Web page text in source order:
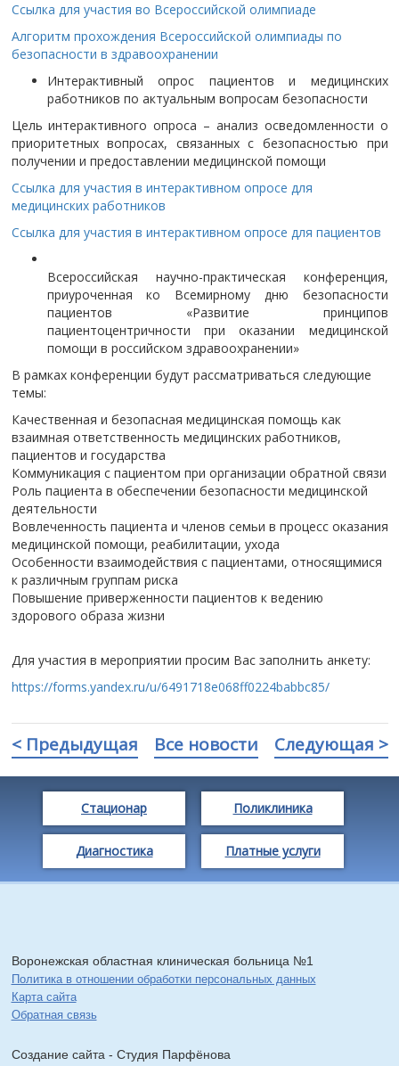
Ссылка для участия во Всероссийской олимпиаде
Алгоритм прохождения Всероссийской олимпиады по
безопасности в здравоохранении
Интерактивный опрос пациентов и медицинских
работников по актуальным вопросам безопасности
Цель интерактивного опроса – анализ осведомленности о
приоритетных вопросах, связанных с безопасностью при
получении и предоставлении медицинской помощи
Ссылка для участия в интерактивном опросе для
медицинских работников
Ссылка для участия в интерактивном опросе для пациентов
Всероссийская научно-практическая конференция,
приуроченная ко Всемирному дню безопасности
пациентов «Развитие принципов
пациентоцентричности при оказании медицинской
помощи в российском здравоохранении»
В рамках конференции будут рассматриваться следующие
темы:
Качественная и безопасная медицинская помощь как
взаимная ответственность медицинских работников,
пациентов и государства
Коммуникация с пациентом при организации обратной связи
Роль пациента в обеспечении безопасности медицинской
деятельности
Вовлеченность пациента и членов семьи в процесс оказания
медицинской помощи, реабилитации, ухода
Особенности взаимодействия с пациентами, относящимися
к различным группам риска
Повышение приверженности пациентов к ведению
здорового образа жизни
Для участия в мероприятии просим Вас заполнить анкету:
https://forms.yandex.ru/u/6491718e068ff0224babbc85/
< Предыдущая Все новости Следующая >
Стационар Поликлиника
Диагностика Платные услуги
Воронежская областная клиническая больница №1
Политика в отношении обработки персональных данных
Карта сайта
Обратная связь
Создание сайта - Cтудия Парфёнова